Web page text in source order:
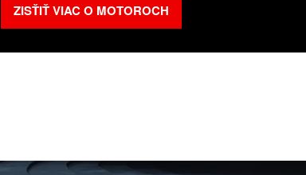
ZISŤIŤ VIAC O MOTOROCH